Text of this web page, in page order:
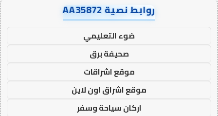
روابط نصية AA35872
ضوء التعليمي
صحيفة برق
موقع اشراقات
موقع اشراق اون لاين
اركان سياحة وسفر